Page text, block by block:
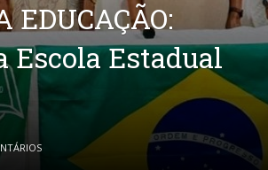
EDUCAÇÃO:
Escola Estadual